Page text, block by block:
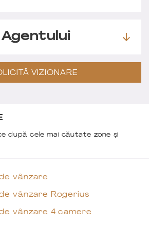
VIZIONARE
după cele mai căutate zone și
vânzare
vânzare Rogerius
vânzare 4 camere